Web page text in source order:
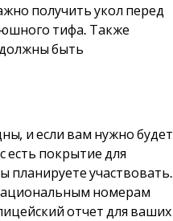
получить укол перед
тифа. Также
должны быть
и если вам нужно будет
есть покрытие для
планируете участвовать.
номерам
отчет для ваших